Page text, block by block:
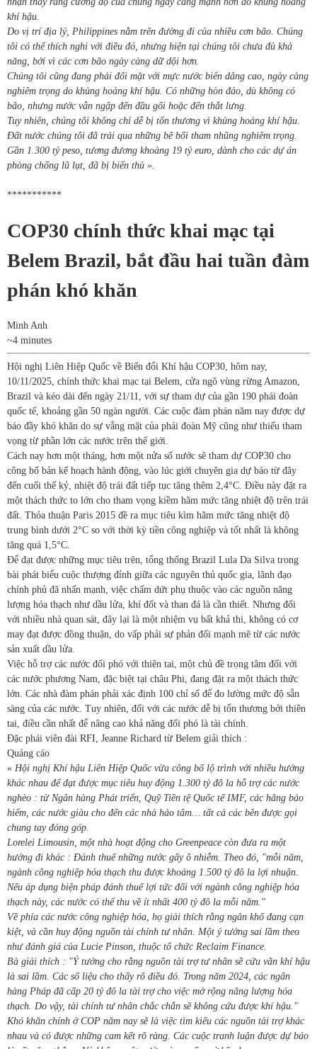
khí hậu.
Do vị trí địa lý, Philippines nằm trên đường đi của nhiều cơn bão. Chúng
tôi có thể thích nghi với điều đó, nhưng hiện tại chúng tôi chưa đủ khả
năng, bởi vì các cơn bão ngày càng dữ dội hơn.
Chúng tôi cũng đang phải đối mặt với mực nước biển dâng cao, ngày càng
nghiêm trọng do khủng hoảng khí hậu. Có những hòn đảo, dù không có
bão, nhưng nước vẫn ngập đến đầu gối hoặc đến thắt lưng.
Tuy nhiên, chúng tôi không chỉ dễ bị tổn thương vì khủng hoảng khí hậu.
Đất nước chúng tôi đã trải qua những bê bối tham nhũng nghiêm trọng.
Gần 1.300 tỷ peso, tương đương khoảng 19 tỷ euro, dành cho các dự án
phòng chống lũ lụt, đã bị biển thủ ».
***********
COP30 chính thức khai mạc tại
Belem Brazil, bắt đầu hai tuần đàm
phán khó khăn
Minh Anh
~4 minutes
Hội nghị Liên Hiệp Quốc về Biến đổi Khí hậu COP30, hôm nay,
10/11/2025, chính thức khai mạc tại Belem, cửa ngõ vùng rừng Amazon,
Brazil và kéo dài đến ngày 21/11, với sự tham dự của gần 190 phái đoàn
quốc tế, khoảng gần 50 ngàn người. Các cuộc đàm phán năm nay được dự
báo đầy khó khăn do sự vắng mặt của phái đoàn Mỹ cũng như thiếu tham
vọng từ phần lớn các nước trên thế giới.
Cách nay hơn một tháng, hơn một nửa số nước sẽ tham dự COP30 cho
công bố bản kế hoạch hành động, vào lúc giới chuyên gia dự báo từ đây
đến cuối thế kỷ, nhiệt độ trái đất tiếp tục tăng thêm 2,4°C. Điều này đặt ra
một thách thức to lớn cho tham vọng kiềm hãm mức tăng nhiệt độ trên trái
đất. Thỏa thuận Paris 2015 đề ra mục tiêu kìm hãm mức tăng nhiệt độ
trung bình dưới 2°C so với thời kỳ tiền công nghiệp và tốt nhất là không
tăng quá 1,5°C.
Để đạt được những mục tiêu trên, tổng thống Brazil Lula Da Silva trong
bài phát biểu cuộc thượng đỉnh giữa các nguyên thủ quốc gia, lãnh đạo
chính phủ đã nhấn mạnh, việc chấm dứt phụ thuộc vào các nguồn năng
lượng hóa thạch như dầu lửa, khí đốt và than đá là cần thiết. Nhưng đối
với nhiều nhà quan sát, đây lại là một nhiệm vụ bất khả thi, không có cơ
may đạt được đồng thuận, do vấp phải sự phản đối mạnh mẽ từ các nước
sản xuất dầu lửa.
Việc hỗ trợ các nước đối phó với thiên tai, một chủ đề trọng tâm đối với
các nước phương Nam, đặc biệt tại châu Phi, đang đặt ra một thách thức
lớn. Các nhà đàm phán phải xác định 100 chỉ số để đo lường mức độ sẵn
sàng của các nước. Tuy nhiên, đối với các nước dễ bị tổn thương bởi thiên
tai, điều cần nhất để nâng cao khả năng đối phó là tài chính.
Đặc phái viên đài RFI, Jeanne Richard từ Belem giải thích :
Quảng cáo
« Hội nghị Khí hậu Liên Hiệp Quốc vừa công bố lộ trình với nhiều hướng
khác nhau để đạt được mục tiêu huy động 1.300 tỷ đô la hỗ trợ các nước
nghèo : từ Ngân hàng Phát triển, Quỹ Tiền tệ Quốc tế IMF, các hãng bảo
hiểm, các nước giàu cho đến các nhà hảo tâm… tất cả các bên được gọi
chung tay đóng góp.
Lorelei Limousin, một nhà hoạt động cho Greenpeace còn đưa ra một
hướng đi khác : Đánh thuế những nước gây ô nhiễm. Theo đó, "mỗi năm,
ngành công nghiệp hóa thạch thu được khoảng 1.500 tỷ đô la lợi nhuận.
Nếu áp dụng biện pháp đánh thuế lợi tức đối với ngành công nghiệp hóa
thạch này, các nước có thể thu về ít nhất 400 tỷ đô la mỗi năm."
Về phía các nước công nghiệp hóa, họ giải thích rằng ngân khố đang cạn
kiệt, và cần huy động nguồn tài chính tư nhân. Một ý tưởng sai lầm theo
như đánh giá của Lucie Pinson, thuộc tổ chức Reclaim Finance.
Bà giải thích : "Ý tưởng cho rằng nguồn tài trợ tư nhân sẽ cứu vãn khí hậu
là sai lầm. Các số liệu cho thấy rõ điều đó. Trong năm 2024, các ngân
hàng Pháp đã cấp 20 tỷ đô la tài trợ cho việc mở rộng năng lượng hóa
thạch. Do vậy, tài chính tư nhân chắc chắn sẽ không cứu được khí hậu."
Khó khăn chính ở COP năm nay sẽ là việc tìm kiếu các nguồn tài trợ khác
nhau và có được những cam kết rõ ràng. Các cuộc tranh luận được dự báo